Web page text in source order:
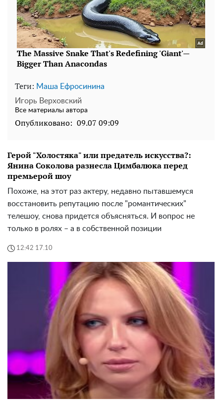
Теги: Маша Ефросинина
Игорь Верховский
Все материалы автора
Опубликовано: 09.07 09:09
Герой "Холостяка" или предатель искусства?:
Янина Соколова разнесла Цимбалюка перед
премьерой шоу
Похоже, на этот раз актеру, недавно пытавшемуся
восстановить репутацию после "романтических"
телешоу, снова придется объясняться. И вопрос не
только в ролях – а в собственной позиции
12:42 17.10